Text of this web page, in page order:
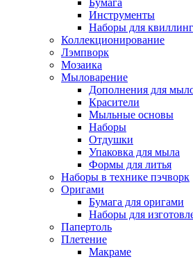
Бумага
Инструменты
Наборы для
Коллекционирование
Лэмпворк
Мозаика
Мыловарение
Дополнения для
Красители
Мыльные основы
Наборы
Отдушки
Упаковка для мыла
Формы для литья
Наборы в технике пэчворк
Оригами
Бумага для оригами
Наборы для
Папертоль
Плетение
Макраме